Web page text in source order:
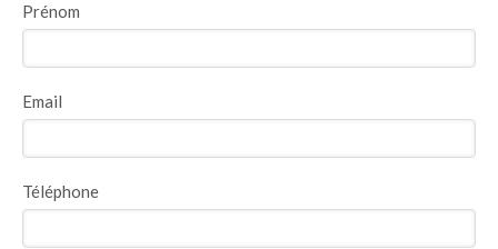
Prénom
Email
Téléphone